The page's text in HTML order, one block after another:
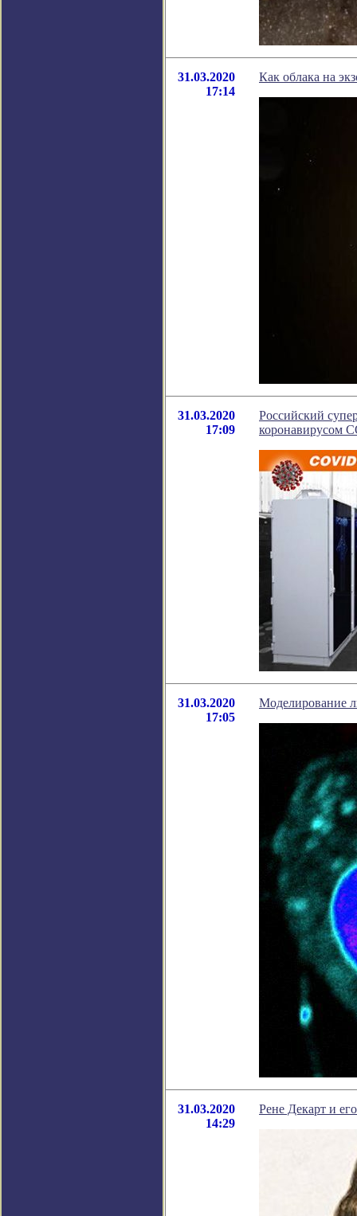
31.03.2020
17:14
Как облака на
31.03.2020
17:09
Российский
коронавирусом
31.03.2020
17:05
Моделирование
31.03.2020
14:29
Рене Декарт и